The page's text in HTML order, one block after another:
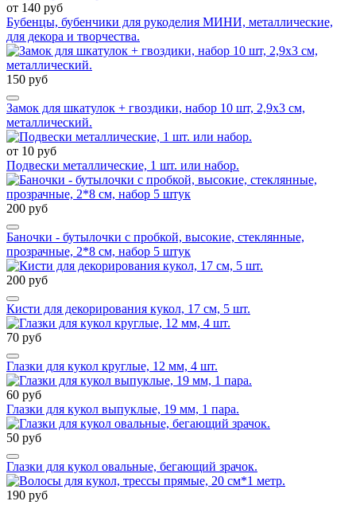
от 140 руб
Бубенцы, бубенчики для рукоделия МИНИ, металлические,
для декора и творчества.
150 руб
Замок для шкатулок + гвоздики, набор 10 шт, 2,9х3 см,
металлический.
от 10 руб
Подвески металлические, 1 шт. или набор.
200 руб
Баночки - бутылочки с пробкой, высокие, стеклянные,
прозрачные, 2*8 см, набор 5 штук
200 руб
Кисти для декорирования кукол, 17 см, 5 шт.
70 руб
Глазки для кукол круглые, 12 мм, 4 шт.
60 руб
Глазки для кукол выпуклые, 19 мм, 1 пара.
50 руб
Глазки для кукол овальные, бегающий зрачок.
190 руб